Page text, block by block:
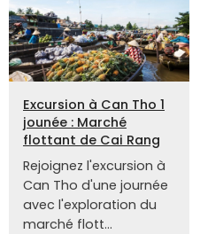
Excursion à Can Tho 1
jounée : Marché
flottant de Cai Rang
Rejoignez l'excursion à
Can Tho d'une journée
avec l'exploration du
marché flott...